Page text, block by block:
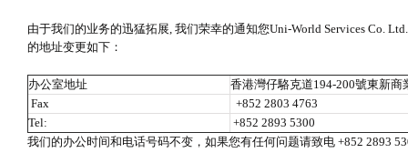
由于我们的业务的迅猛拓展, 我们荣幸的通知您Uni-World Services Co.
的地址变更如下：
办公室地址
香港灣仔駱克道194-200號東新商
Fax
+852 2803 4763
Tel:
+852 2893 5300
我们的办公时间和电话号码不变，如果您有任何问题请致电 +852 2893